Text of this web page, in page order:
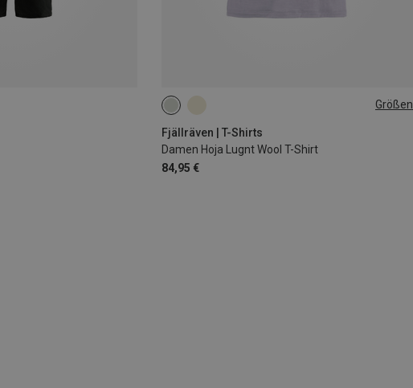
Größen
Fjällräven | T-Shirts
Damen Hoja Lugnt Wool T-Shirt
84,95 €
XXS